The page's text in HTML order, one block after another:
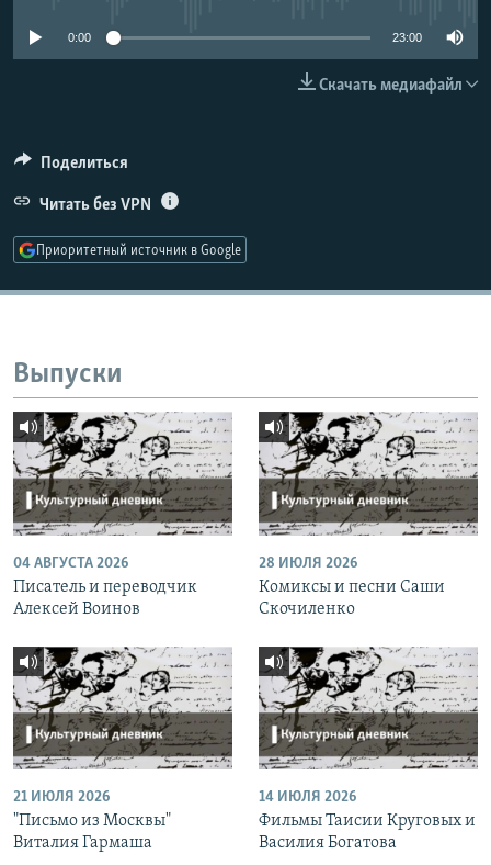
ПОДПИШИТЕСЬ НА РАССЫЛКУ
Все сайты РСЕ/РС
0:00 23:00
Скачать медиафайл
Поделиться
Читать без VPN
Приоритетный источник в Google
Выпуски
04 АВГУСТА 2026
Писатель и переводчик
Алексей Воинов
28 ИЮЛЯ 2026
Комиксы и песни Саши
Скочиленко
21 ИЮЛЯ 2026
"Письмо из Москвы"
Виталия Гармаша
14 ИЮЛЯ 2026
Фильмы Таисии Круговых и
Василия Богатова